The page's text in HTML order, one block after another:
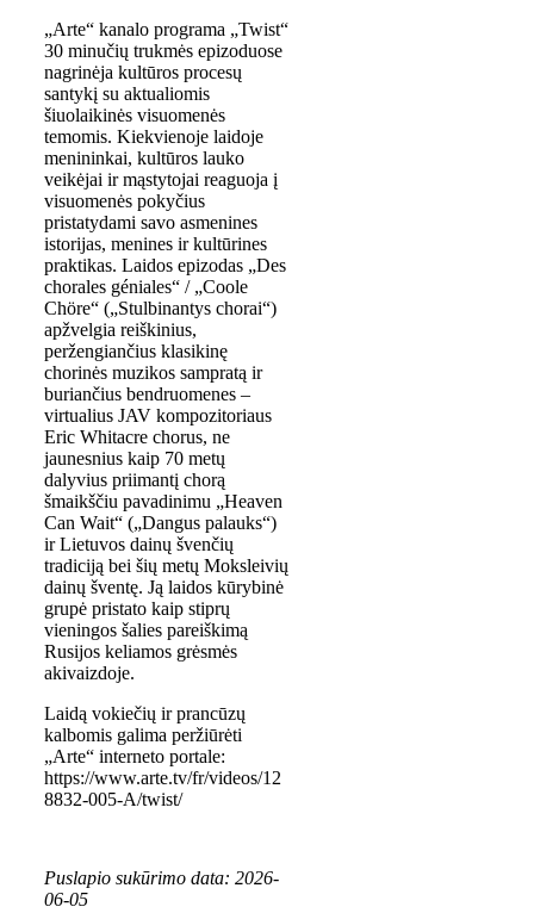
„Arte“ kanalo programa „Twist“
30 minučių trukmės epizoduose
nagrinėja kultūros procesų
santykį su aktualiomis
šiuolaikinės visuomenės
temomis. Kiekvienoje laidoje
menininkai, kultūros lauko
veikėjai ir mąstytojai reaguoja į
visuomenės pokyčius
pristatydami savo asmenines
istorijas, menines ir kultūrines
praktikas. Laidos epizodas „Des
chorales géniales“ / „Coole
Chöre“ („Stulbinantys chorai“)
apžvelgia reiškinius,
peržengiančius klasikinę
chorinės muzikos sampratą ir
buriančius bendruomenes –
virtualius JAV kompozitoriaus
Eric Whitacre chorus, ne
jaunesnius kaip 70 metų
dalyvius priimantį chorą
šmaikščiu pavadinimu „Heaven
Can Wait“ („Dangus palauks“)
ir Lietuvos dainų švenčių
tradiciją bei šių metų Moksleivių
dainų šventę. Ją laidos kūrybinė
grupė pristato kaip stiprų
vieningos šalies pareiškimą
Rusijos keliamos grėsmės
akivaizdoje.
Laidą vokiečių ir prancūzų
kalbomis galima peržiūrėti
„Arte“ interneto portale:
https://www.arte.tv/fr/videos/12
8832-005-A/twist/
Puslapio sukūrimo data: 2026-
06-05